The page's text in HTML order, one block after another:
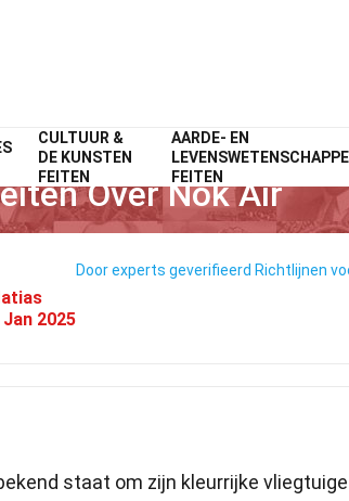
CULTUUR &
DE KUNSTEN
FEITEN
AARDE- EN
FEITEN
LuchtvaartmaatschappijenFeiten
Over Nok Air
Jan 2025
Door experts geverifieerd Richtlijnen
staat om zijn kleurrijke